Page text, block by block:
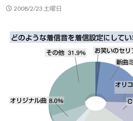
2008/2/23 土曜日